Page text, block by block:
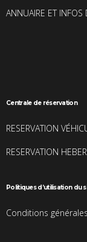
ANNUAIRE ET INFOS
Centrale de réservation
RESERVATION
RESERVATION
Politiques d’utilisation du
Conditions